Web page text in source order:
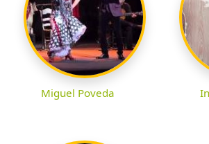
Miguel Poveda